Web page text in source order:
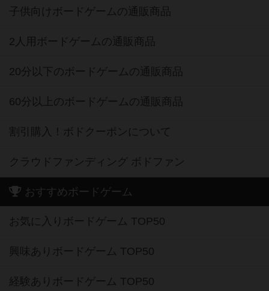
子供向けボードゲームの通販商品
2人用ボードゲームの通販商品
20分以下のボードゲームの通販商品
60分以上のボードゲームの通販商品
割引購入！ボドクーポンについて
クラウドファンディング ボドファン
おすすめボードゲーム
お気に入りボードゲーム TOP50
興味ありボードゲーム TOP50
経験ありボードゲーム TOP50